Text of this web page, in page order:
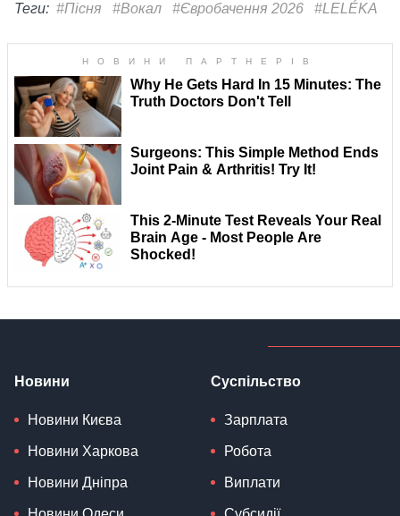
Теги: #Пісня #Вокал #Євробачення 2026 #LELÉKA
Новини
Новини Києва
Новини Харкова
Новини Дніпра
Суспільство
Зарплата
Робота
Виплати